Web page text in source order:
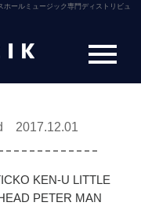
ールミュージック専門ディストリビュ
2017.12.01
KEN-U LITTLE
PETER MAN